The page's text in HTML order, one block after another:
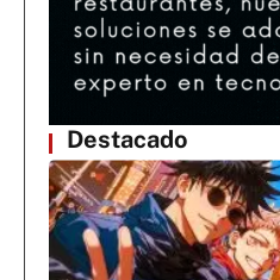
Destacado